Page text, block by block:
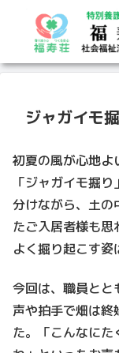
ジャガイモ
初夏の風が心地よ
「ジャガイモ掘
分けながら、土の
たご入居者様も
よく掘り起こす姿
今回は、職員とと
声や拍手で畑は終
た。「こんなにた